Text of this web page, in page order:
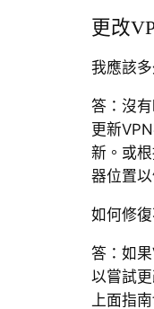
更改
我應該
答：沒
更新
新。或
器位置以
如何修
答：如
以嘗試
上面指